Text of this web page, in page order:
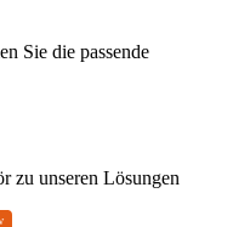
Sie die passende
zu unseren Lösungen